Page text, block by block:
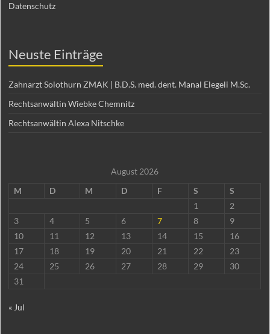
Datenschutz
Neuste Einträge
Zahnarzt Solothurn ZMAK | B.D.S. med. dent. Manal Elegeli M.Sc.
Rechtsanwältin Wiebke Chemnitz
Rechtsanwältin Alexa Nitschke
August 2026
M
D M D F S
S
1
2
3
4 5 6 7 8
9
10
11 12 13 14 15
16
17
18 19 20 21 22
23
24
25 26 27 28 29
30
31
« Jul